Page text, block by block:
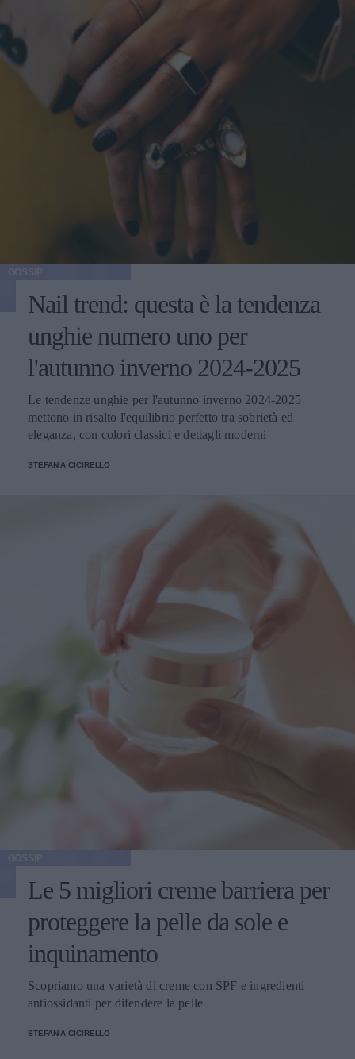
Nail trend: questa è la tendenza
unghie numero uno per
l'autunno inverno 2024-2025
Le tendenze unghie per l'autunno inverno 2024-2025
mettono in risalto l'equilibrio perfetto tra sobrietà ed
eleganza, con colori classici e dettagli moderni
STEFANIA CICIRELLO
Le 5 migliori creme barriera per
proteggere la pelle da sole e
inquinamento
Scopriamo una varietà di creme con SPF e ingredienti
antiossidanti per difendere la pelle
STEFANIA CICIRELLO